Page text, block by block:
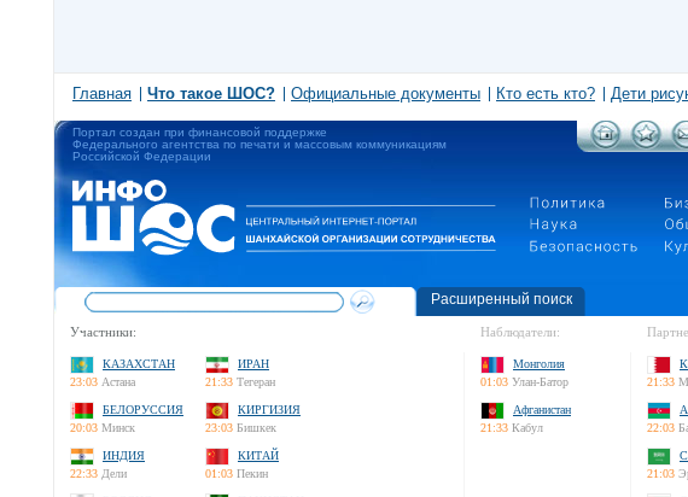
Главная Что такое ШОС? Официальные документы Кто есть кто? Дети
Портал создан при финансовой поддержке
Федерального агентства по печати и массовым коммуникациям
Российской Федерации
Расширенный поиск
Участники:
КАЗАХСТАН
23:03 Астана
ИРАН
21:33 Тегеран
БЕЛОРУССИЯ
20:03 Минск
КИРГИЗИЯ
23:03 Бишкек
ИНДИЯ
22:33 Дели
КИТАЙ
01:03 Пекин
Наблюдатели:
Монголия
01:03 Улан-Батор
Афганистан
21:33 Кабул
21:33
22:03
21:03